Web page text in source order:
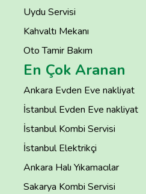
Uydu Servisi
Kahvaltı Mekanı
Oto Tamir Bakım
En Çok Aranan
Ankara Evden Eve nakliyat
İstanbul Evden Eve nakliyat
İstanbul Kombi Servisi
İstanbul Elektrikçi
Ankara Halı Yıkamacılar
Sakarya Kombi Servisi